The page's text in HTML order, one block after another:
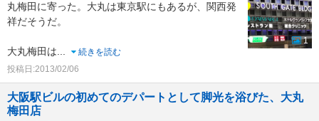
丸梅田に寄った。大丸は東京駅にもあるが、関西発
祥だそうだ。
大丸梅田は...
続きを読む
投稿日:2013/02/06
1
大阪駅ビルの初めてのデパートとして脚光を浴びた、大丸
梅田店